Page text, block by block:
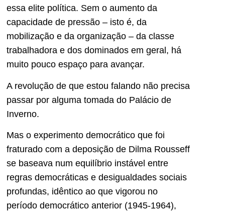
essa elite política. Sem o aumento da
capacidade de pressão – isto é, da
mobilização e da organização – da classe
trabalhadora e dos dominados em geral, há
muito pouco espaço para avançar.
A revolução de que estou falando não precisa
passar por alguma tomada do Palácio de
Inverno.
Mas o experimento democrático que foi
fraturado com a deposição de Dilma Rousseff
se baseava num equilíbrio instável entre
regras democráticas e desigualdades sociais
profundas, idêntico ao que vigorou no
período democrático anterior (1945-1964),